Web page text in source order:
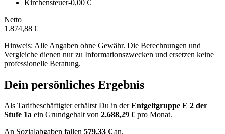
Kirchensteuer-0,00 €
Netto
1.874,88 €
Hinweis: Alle Angaben ohne Gewähr. Die Berechnungen und
Vergleiche dienen nur zu Informationszwecken und ersetzen keine
professionelle Beratung.
Dein persönliches Ergebnis
Als Tarifbeschäftigter erhältst Du in derEntgeltgruppe E 2 der
Stufe 1a ein Grundgehalt von 2.688,29 € pro Monat.
An Sozialabgaben fallen 579,33 € an.